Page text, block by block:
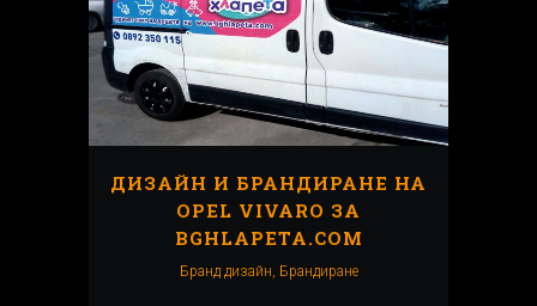
ДИЗАЙН И БРАНДИРАНЕ НА
OPEL VIVARO ЗА
BGHLAPETA.COM
Бранд дизайн, Брандиранe